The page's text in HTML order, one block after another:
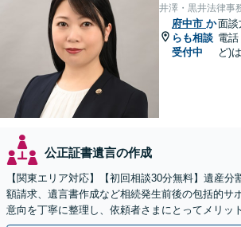
井澤・黒井法律事
府中市 か
らも相談
受付中
面談
電
ど)
公正証書遺言の作成
【関東エリア対応】【初回相談30分無料】遺産分
額請求、遺言書作成など相続発生前後の包括的サ
意向を丁寧に整理し、依頼者さまにとってメリッ